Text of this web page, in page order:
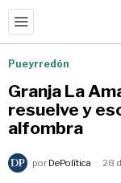
Pueyrredón
Granja La
resuelve y
alfombra
por DePolítica 28